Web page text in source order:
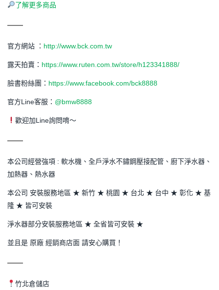
了解更多商品
官方網站 ： http://www.bck.com.tw
露天拍賣： https://www.ruten.com.tw/store/h123341888/
臉書粉絲團： https://www.facebook.com/bck8888
官方Line客服： @bmw8888
歡迎加Line詢問唷～
本公司經營強項 : 軟水機、全戶淨水不鏽鋼壓接配管、廚下淨水器、
加熱器、熱水器
本公司 安裝服務地區 ★ 新竹 ★ 桃園 ★ 台北 ★ 台中 ★ 彰化 ★ 基
隆 ★ 皆可安裝
淨水器部分安裝服務地區 ★ 全省皆可安裝 ★
並且是 原廠 經銷商店面 請安心購買！
竹北倉儲店